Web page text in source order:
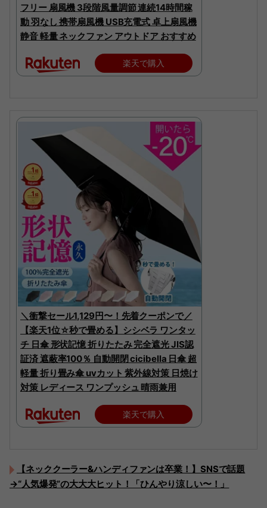
フリー 扇風機 3段階風量調節 連続14時間稼
動 羽なし 携帯扇風機 USB充電式 卓上扇風機
静音 軽量 ネックファン アウトドア おすすめ
楽天で購入
＼衝撃セール1,129円〜！先着クーポンで／
【楽天1位☆秒で畳める】シシベラ ワンタッ
チ 日傘 形状記憶 折りたたみ 完全遮光 JIS認
証済 遮蔽率100％ 自動開閉 cicibella 日傘 超
軽量 折り畳み傘 uvカット 紫外線対策 日焼け
対策 レディース ワンプッシュ 晴雨兼用
楽天で購入
【ネッククーラー&ハンディファンは卒業！】SNSで話題
→“人気爆発”の大大大ヒット！「ひんやり涼しい〜！」